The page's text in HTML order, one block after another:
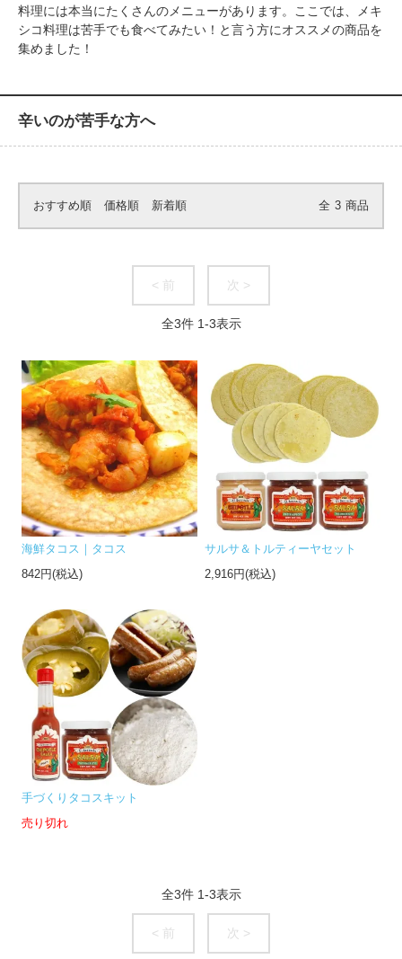
料理には本当にたくさんのメニューがあります。ここでは、メキ
シコ料理は苦手でも食べてみたい！と言う方にオススメの商品を
集めました！
辛いのが苦手な方へ
おすすめ順 価格順 新着順 全 3 商品
< 前 次 >
全3件 1-3表示
海鮮タコス｜タコス
842円(税込)
サルサ＆トルティーヤセット
2,916円(税込)
手づくりタコスキット
売り切れ
全3件 1-3表示
< 前 次 >